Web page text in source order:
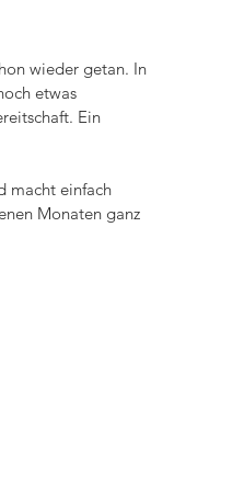
wieder getan. In
etwas
Ein
macht einfach
Monaten ganz